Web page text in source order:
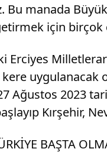
manada
için birçok
uygulanacak
Ağustos 2023
Kırşehir,
BAŞTA